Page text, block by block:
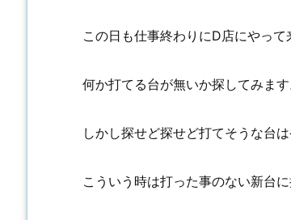
この日も仕事終わりにD店にやって
何か打てる台が無いか探してみます
しかし探せど探せど打てそうな台
こういう時は打った事のない新台に